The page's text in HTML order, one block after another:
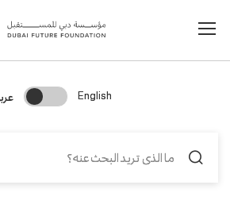
English
Language